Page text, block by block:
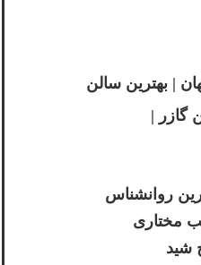
| بهترین سالن
گازر |
روانشناس
مختاری
شید